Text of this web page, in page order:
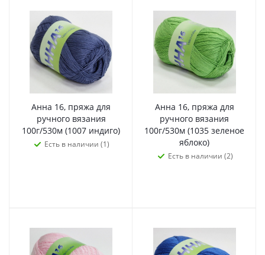
Анна 16, пряжа для
ручного вязания
100г/530м (1007 индиго)
Есть в наличии (1)
Анна 16, пряжа для
ручного вязания
100г/530м (1035 зеленое
яблоко)
Есть в наличии (2)